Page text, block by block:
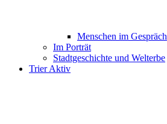
Menschen im Gespräch
Im Porträt
Stadtgeschichte und Welterbe
Trier Aktiv